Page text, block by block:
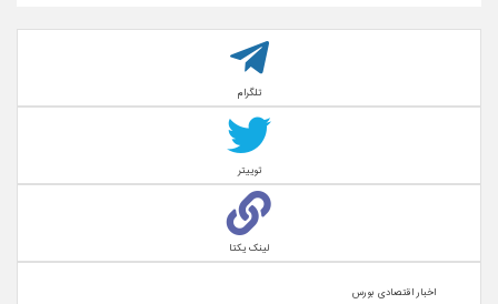
تلگرام
توییتر
لینک یکتا
اخبار اقتصادی بورس